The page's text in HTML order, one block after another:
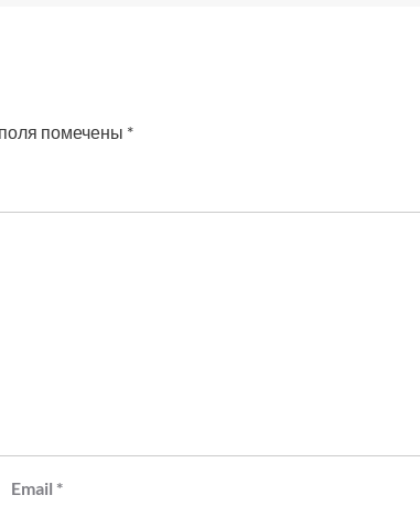
помечены *
Email *